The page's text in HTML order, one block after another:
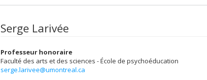
Serge Larivée
Professeur honoraire
Faculté des arts et des sciences - École de psychoéducation
serge.larivee@umontreal.ca